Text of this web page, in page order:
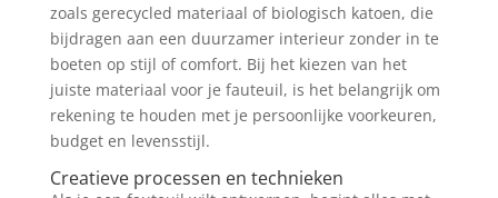
zoals gerecycled materiaal of biologisch katoen, die
bijdragen aan een duurzamer interieur zonder in te
boeten op stijl of comfort. Bij het kiezen van het
juiste materiaal voor je fauteuil, is het belangrijk om
rekening te houden met je persoonlijke voorkeuren,
budget en levensstijl.
Creatieve processen en technieken